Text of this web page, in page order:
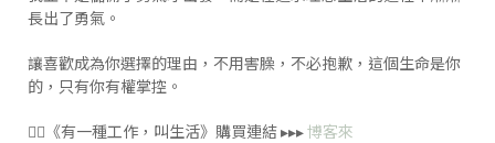
長出了勇氣。
讓喜歡成為你選擇的理由，不用害臊，不必抱歉，這個生命是你
的，只有你有權掌控。
👉🏻《有一種工作，叫生活》購買連結 ▸▸▸博客來